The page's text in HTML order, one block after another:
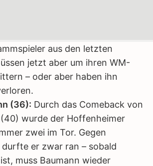
aus den letzten
jetzt aber um ihren WM-
– oder aber haben ihn
(36): Durch das Comeback von
wurde der Hoffenheimer
zwei im Tor. Gegen
er zwar ran – sobald
muss Baumann wieder